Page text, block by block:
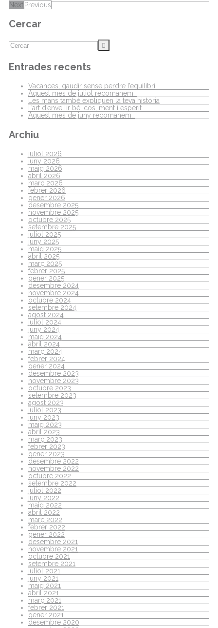
Next Previous
Cercar
Entrades recents
Vacances, gaudir sense perdre l’equilibri
Aquest mes de juliol recomanem…
Les mans també expliquen la teva història
L’art d’envellir bé: cos, ment i esperit
Aquest mes de juny recomanem…
Archiu
juliol 2026
juny 2026
maig 2026
abril 2026
març 2026
febrer 2026
gener 2026
desembre 2025
novembre 2025
octubre 2025
setembre 2025
juliol 2025
juny 2025
maig 2025
abril 2025
març 2025
febrer 2025
gener 2025
desembre 2024
novembre 2024
octubre 2024
setembre 2024
agost 2024
juliol 2024
juny 2024
maig 2024
abril 2024
març 2024
febrer 2024
gener 2024
desembre 2023
novembre 2023
octubre 2023
setembre 2023
agost 2023
juliol 2023
juny 2023
maig 2023
abril 2023
març 2023
febrer 2023
gener 2023
desembre 2022
novembre 2022
octubre 2022
setembre 2022
juliol 2022
juny 2022
maig 2022
abril 2022
març 2022
febrer 2022
gener 2022
desembre 2021
novembre 2021
octubre 2021
setembre 2021
juliol 2021
juny 2021
maig 2021
abril 2021
març 2021
febrer 2021
gener 2021
desembre 2020